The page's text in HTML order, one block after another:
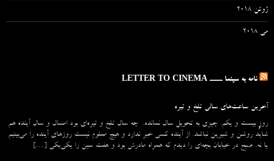
ژوئن 2018
می 2018
نامه به سینما ـــــ LETTER TO CINEMA
آخرین ساعت‌های سالی تلخ و تیره
روزِ بیست و یکم. چیزی به تحویل سال نمانده. چه سال تلخ و تیره‌ای بود امسال و سال آینده هم
شاید روشن و شیرین نباشد. از آینده کسی خبر ندارد و هیچ معلوم نیست روزهای آینده را می‌بینیم
یا نه. صبح در خیابان بچه‌ای را دیدم که همراه مادرش بود و هفت سین را یکی‌یکی […]